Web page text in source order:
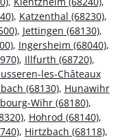
, Katzenthal (68230),
, Jettingen (68130),
, Ingersheim (68040),
, Illfurth (68720),
les-Châteaux
(68130), Hunawihr
Wihr (68180),
, Hohrod (68140),
, Hirtzbach (68118),